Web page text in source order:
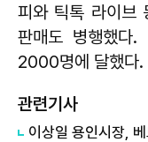
피와 틱톡 라이브
판매도 병행했다
2000명에 달했다.
관련기사